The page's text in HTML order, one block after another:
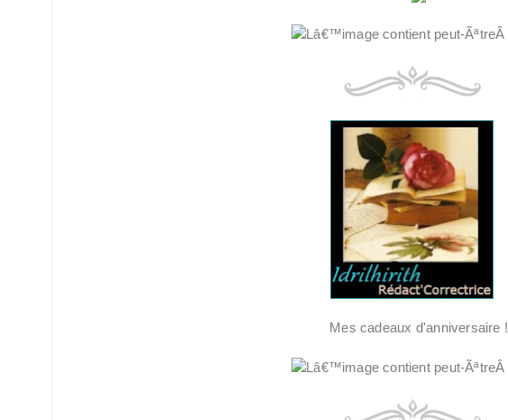
Mes cadeaux d'anniversaire !